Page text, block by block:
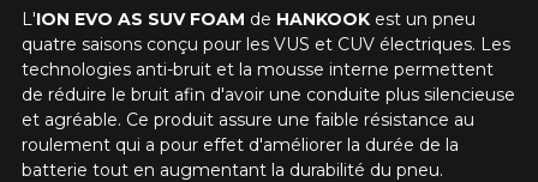
L'ION EVO AS SUV FOAM de HANKOOKest un pneu
quatre saisons conçu pour les VUS et CUV électriques. Les
technologies anti-bruit et la mousse interne permettent
de réduire le bruit afin d'avoir une conduite plus silencieuse
et agréable. Ce produit assure une faible résistance au
roulement qui a pour effet d'améliorer la durée de la
batterie tout en augmentant la durabilité du pneu.
Votre avis concernant le ION
EVO AS SUV FOAM
Nom